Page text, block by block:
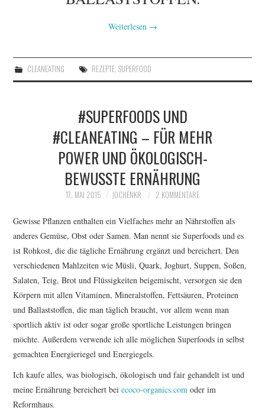
Weiterlesen →
CLEANEATING REZEPTE, SUPERFOOD
#SUPERFOODS UND
#CLEANEATING – FÜR MEHR
POWER UND ÖKOLOGISCH-
BEWUSSTE ERNÄHRUNG
17. MAI 2015 JOCHENKR 2 KOMMENTARE
Gewisse Pflanzen enthalten ein Vielfaches mehr an Nährstoffen als
anderes Gemüse, Obst oder Samen. Man nennt sie Superfoods und es
ist Rohkost, die die tägliche Ernährung ergänzt und bereichert. Den
verschiedenen Mahlzeiten wie Müsli, Quark, Joghurt, Suppen, Soßen,
Salaten, Teig, Brot und Flüssigkeiten beigemischt, versorgen sie den
Körpern mit allen Vitaminen, Mineralstoffen, Fettsäuren, Proteinen
und Ballaststoffen, die man täglich braucht, vor allem wenn man
sportlich aktiv ist oder sogar große sportliche Leistungen bringen
möchte. Außerdem verwende ich alle möglichen Superfoods in selbst
gemachten Energieriegel und Energiegels.
Ich kaufe alles, was biologisch, ökologisch und fair gehandelt ist und
meine Ernährung bereichert beiecoco-organics.com oder im
Reformhaus.